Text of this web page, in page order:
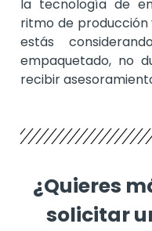
la tecnología de
ritmo de producción
estás
empaquetado, no
recibir
¿Quieres
solicitar